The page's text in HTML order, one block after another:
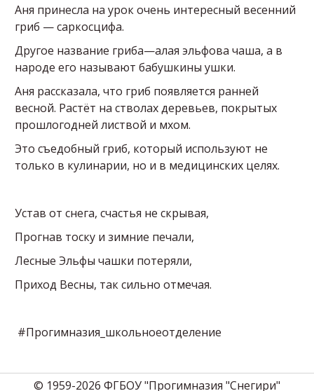
Аня принесла на урок очень интересный весенний
гриб — саркосцифа.
Другое название гриба—алая эльфова чаша, а в
народе его называют бабушкины ушки.
Аня рассказала, что гриб появляется ранней
весной. Растёт на стволах деревьев, покрытых
прошлогодней листвой и мхом.
Это съедобный гриб, который используют не
только в кулинарии, но и в медицинских целях.
Устав от снега, счастья не скрывая,
Прогнав тоску и зимние печали,
Лесные Эльфы чашки потеряли,
Приход Весны, так сильно отмечая.
#Прогимназия_школьноеотделение
© 1959-2026 ФГБОУ "Прогимназия "Снегири"